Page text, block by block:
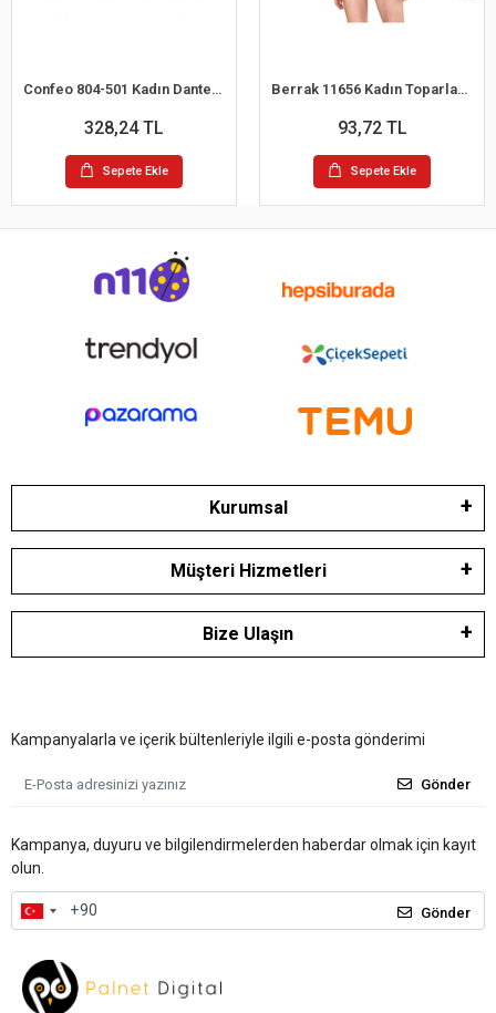
Confeo 804-501 Kadın Dantelli 4 lü Tanga Külot
328,24 TL
Sepete Ekle
Berrak 11656 Kadın Toparlayıcı Bato Külot
93,72 TL
Sepete Ekle
Kurumsal
Müşteri Hizmetleri
Bize Ulaşın
Kampanyalarla ve içerik bültenleriyle ilgili e-posta gönderimi
Gönder
Kampanya, duyuru ve bilgilendirmelerden haberdar olmak için kayıt
olun.
Gönder